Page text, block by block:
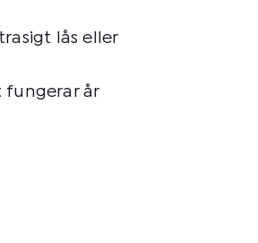
lås eller
fungerar år